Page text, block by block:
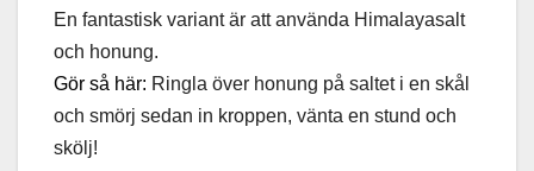
En fantastisk variant är att använda Himalayasalt
och honung.
Gör så här: Ringla över honung på saltet i en skål
och smörj sedan in kroppen, vänta en stund och
skölj!